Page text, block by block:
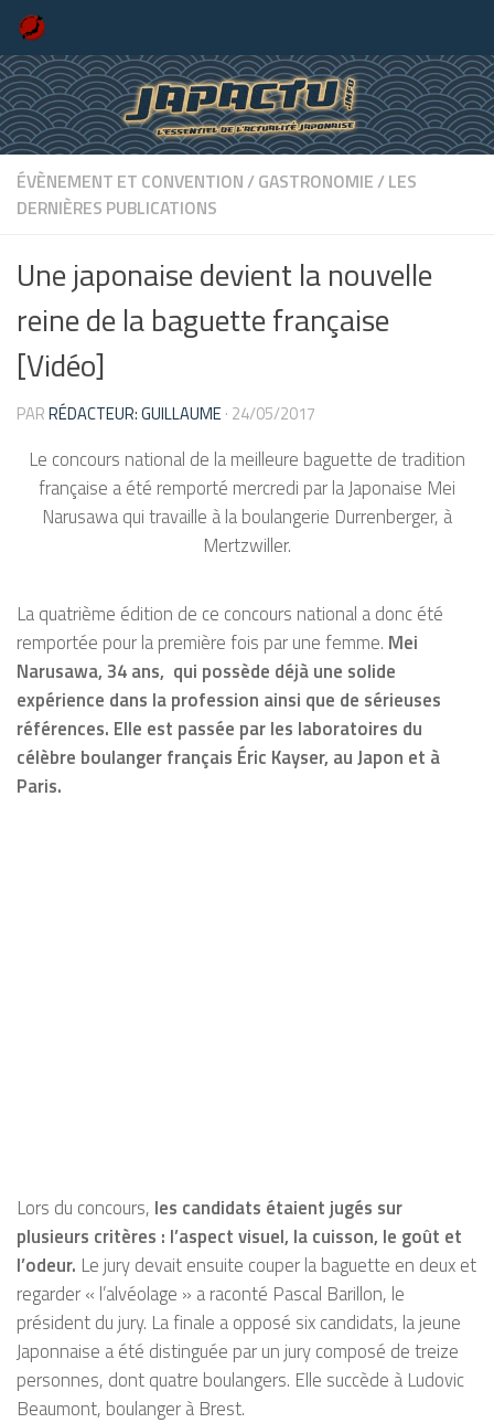
Skip to content
ÉVÈNEMENT ET CONVENTION/GASTRONOMIE/LES
DERNIÈRES PUBLICATIONS
Une japonaise devient la nouvelle
reine de la baguette française
[Vidéo]
PARRÉDACTEUR: GUILLAUME · 24/05/2017
Le concours national de la meilleure baguette de tradition
française a été remporté mercredi par la Japonaise Mei
Narusawa qui travaille à la boulangerie Durrenberger, à
Mertzwiller.
La quatrième édition de ce concours national a donc été
remportée pour la première fois par une femme. Mei
Narusawa, 34 ans, qui possède déjà une solide
expérience dans la profession ainsi que de sérieuses
références. Elle est passée par les laboratoires du
célèbre boulanger français Éric Kayser, au Japon et à
Paris.
Lors du concours, les candidats étaient jugés sur
plusieurs critères : l’aspect visuel, la cuisson, le goût et
l’odeur. Le jury devait ensuite couper la baguette en deux et
regarder « l’alvéolage » a raconté Pascal Barillon, le
président du jury. La finale a opposé six candidats, la jeune
Japonnaise a été distinguée par un jury composé de treize
personnes, dont quatre boulangers. Elle succède à Ludovic
Beaumont, boulanger à Brest.